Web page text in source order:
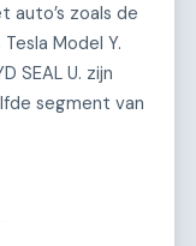
auto’s zoals de
Model Y.
SEAL U. zijn
segment van